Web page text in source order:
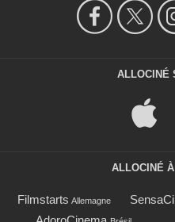
ALLOCINÉ
ALLOCINÉ
Filmstarts Allemagne